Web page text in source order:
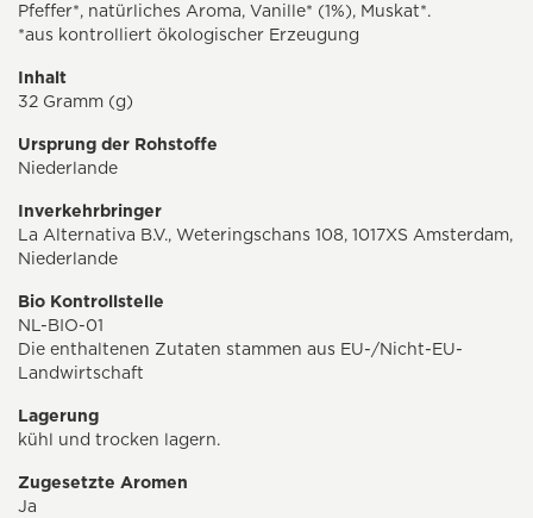
Pfeffer*, natürliches Aroma, Vanille* (1%), Muskat*.
*aus kontrolliert ökologischer Erzeugung
Inhalt
32 Gramm (g)
Ursprung der Rohstoffe
Niederlande
Inverkehrbringer
La Alternativa B.V., Weteringschans 108, 1017XS Amsterdam,
Niederlande
Bio Kontrollstelle
NL-BIO-01
Die enthaltenen Zutaten stammen aus EU-/Nicht-EU-
Landwirtschaft
Lagerung
kühl und trocken lagern.
Zugesetzte Aromen
Ja